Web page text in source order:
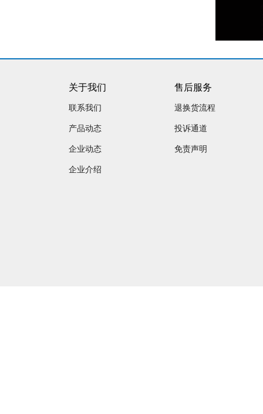
关于我们
联系我们
产品动态
企业动态
企业介绍
售后服务
退换货流程
投诉通道
免责声明